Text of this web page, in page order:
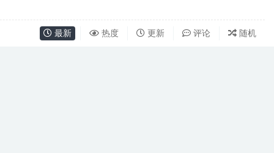
最新 热度 更新 评论 随机